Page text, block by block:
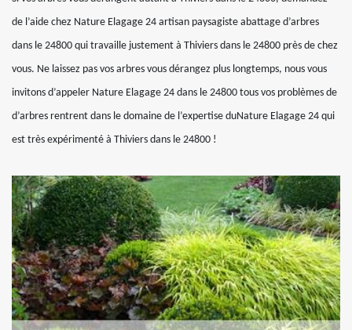
de l’aide chez Nature Elagage 24 artisan paysagiste abattage d’arbres
dans le 24800 qui travaille justement à Thiviers dans le 24800 près de chez
vous. Ne laissez pas vos arbres vous dérangez plus longtemps, nous vous
invitons d’appeler Nature Elagage 24 dans le 24800 tous vos problèmes de
d’arbres rentrent dans le domaine de l’expertise duNature Elagage 24 qui
est très expérimenté à Thiviers dans le 24800 !